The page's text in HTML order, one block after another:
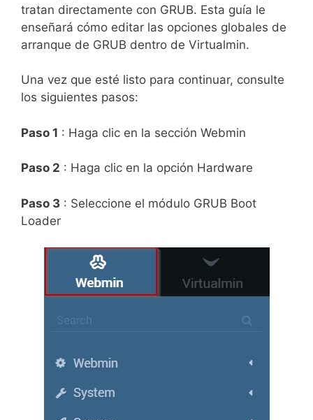
tratan directamente con GRUB. Esta guía le
enseñará cómo editar las opciones globales de
arranque de GRUB dentro de Virtualmin.
Una vez que esté listo para continuar, consulte
los siguientes pasos:
Paso 1 : Haga clic en la sección Webmin
Paso 2 : Haga clic en la opción Hardware
Paso 3 : Seleccione el módulo GRUB Boot
Loader